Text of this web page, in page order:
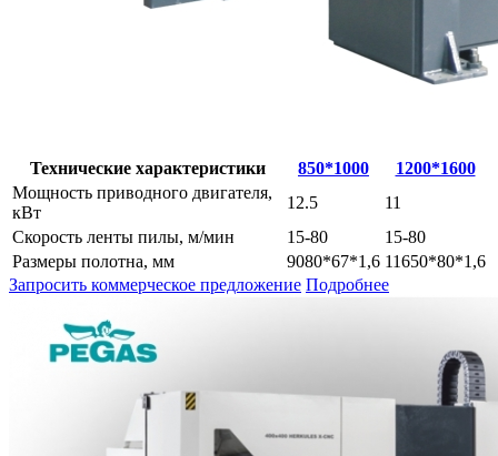
Технические характеристики 850*1000
1200*1600
Мощность приводного двигателя,
кВт
12.5
11
Скорость ленты пилы, м/мин
15-80
15-80
Размеры полотна, мм
9080*67*1,6 11650*80*1,6
Запросить коммерческое предложение Подробнее